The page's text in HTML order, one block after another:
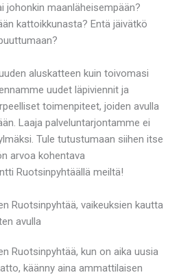
johonkin maanläheisempään?
kattoikkunasta? Entä jäivätkö
aluskatteen kuin toivomasi
uudet läpiviennit ja
toimenpiteet, joiden avulla
Laaja palveluntarjontamme ei
Tule tutustumaan siihen itse
arvoa kohentava
Ruotsinpyhtäällä meiltä!
Ruotsinpyhtää, vaikeuksien kautta
avulla
Ruotsinpyhtää, kun on aika uusia
käänny aina ammattilaisen